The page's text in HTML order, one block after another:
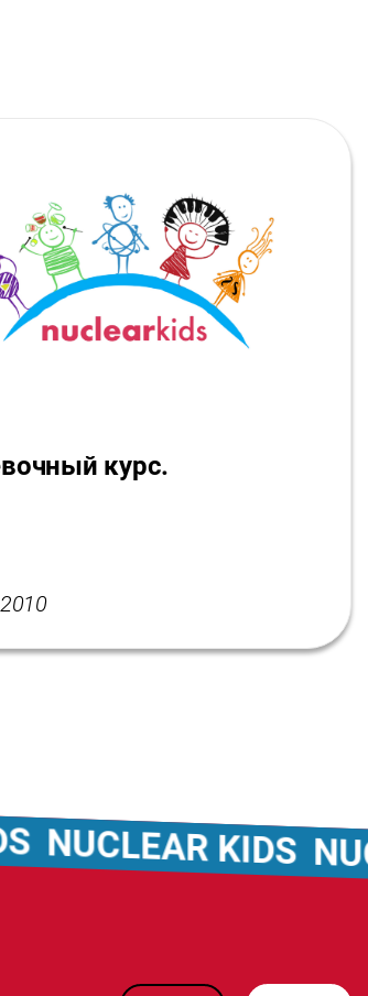
курс.
KIDS